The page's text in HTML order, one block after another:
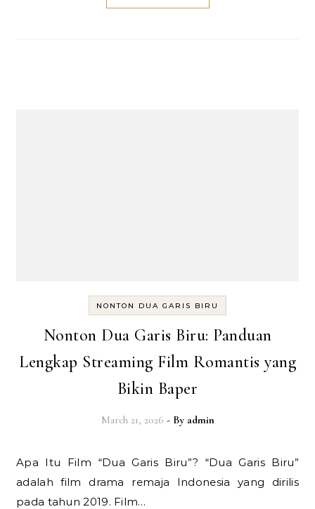
NONTON DUA GARIS BIRU
Nonton Dua Garis Biru: Panduan
Lengkap Streaming Film Romantis yang
Bikin Baper
March 21, 2026 - By admin
Apa Itu Film “Dua Garis Biru”? “Dua Garis Biru”
adalah film drama remaja Indonesia yang dirilis
pada tahun 2019. Film…